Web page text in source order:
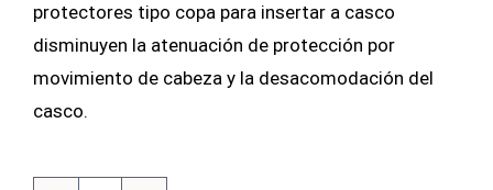
protectores tipo copa para insertar a casco
disminuyen la atenuación de protección por
movimiento de cabeza y la desacomodación del
casco.